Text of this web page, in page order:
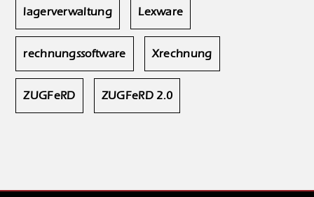
lagerverwaltung Lexware
rechnungssoftware Xrechnung
ZUGFeRD ZUGFeRD 2.0